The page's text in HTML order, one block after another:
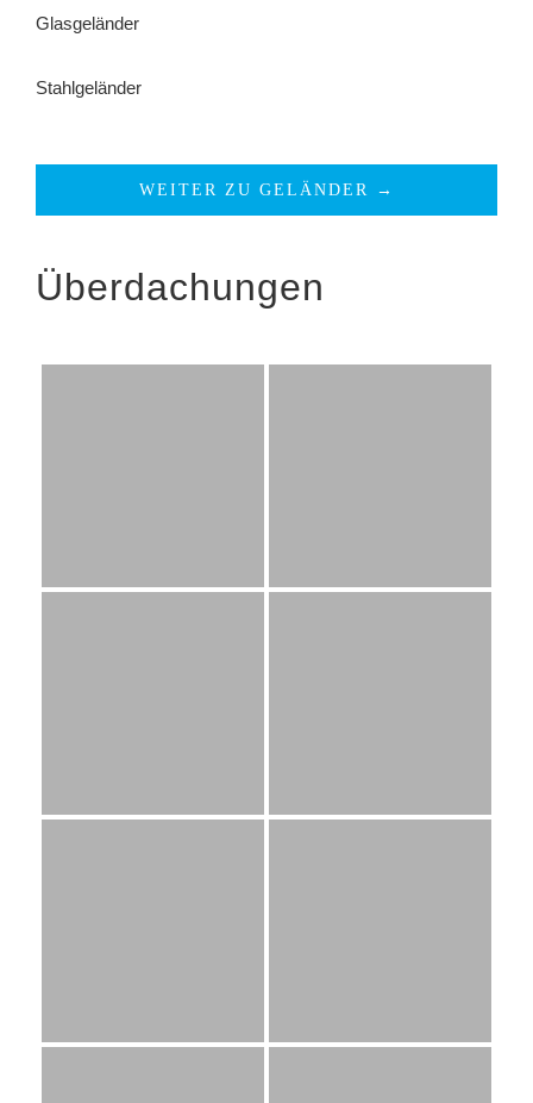
Glasgeländer
Stahlgeländer
WEITER ZU GELÄNDER →
Überdachungen